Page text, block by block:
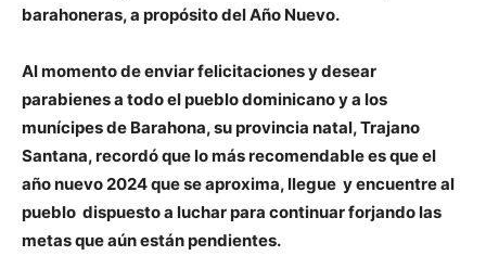
barahoneras, a propósito del Año Nuevo.
Al momento de enviar felicitaciones y desear
parabienes a todo el pueblo dominicano y a los
munícipes de Barahona, su provincia natal, Trajano
Santana, recordó que lo más recomendable es que el
año nuevo 2024 que se aproxima, llegue y encuentre al
pueblo dispuesto a luchar para continuar forjando las
metas que aún están pendientes.